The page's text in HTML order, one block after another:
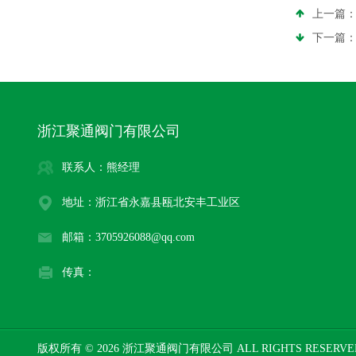
上一篇：
下一篇：
浙江聚通阀门有限公司
联系人：熊经理
地址：浙江省永嘉县瓯北安丰工业区
邮箱：3705926088@qq.com
传真：
版权所有 © 2026 浙江聚通阀门有限公司 ALL RIGHTS